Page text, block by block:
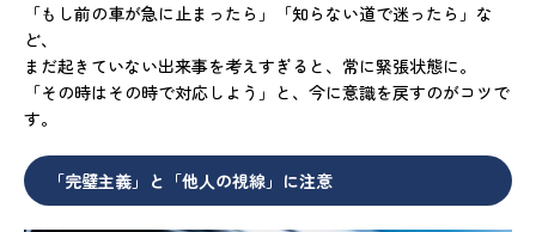
「もし前の車が急に止まったら」「知らない道で迷ったら」な
ど、
まだ起きていない出来事を考えすぎると、常に緊張状態に。
「その時はその時で対応しよう」と、今に意識を戻すのがコツで
す。
「完璧主義」と「他人の視線」に注意